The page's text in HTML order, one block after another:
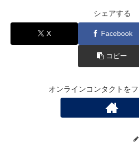
シェアする
X Facebook
コピー
オンラインコンタクトを